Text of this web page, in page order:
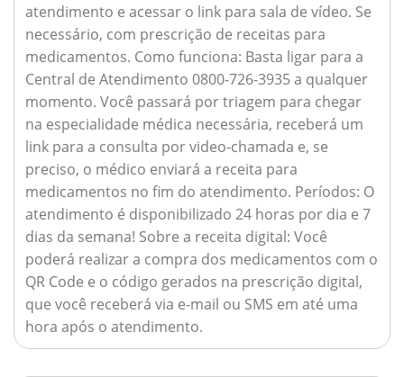
atendimento e acessar o link para sala de vídeo. Se
necessário, com prescrição de receitas para
medicamentos. Como funciona: Basta ligar para a
Central de Atendimento 0800-726-3935 a qualquer
momento. Você passará por triagem para chegar
na especialidade médica necessária, receberá um
link para a consulta por video-chamada e, se
preciso, o médico enviará a receita para
medicamentos no fim do atendimento. Períodos: O
atendimento é disponibilizado 24 horas por dia e 7
dias da semana! Sobre a receita digital: Você
poderá realizar a compra dos medicamentos com o
QR Code e o código gerados na prescrição digital,
que você receberá via e-mail ou SMS em até uma
hora após o atendimento.